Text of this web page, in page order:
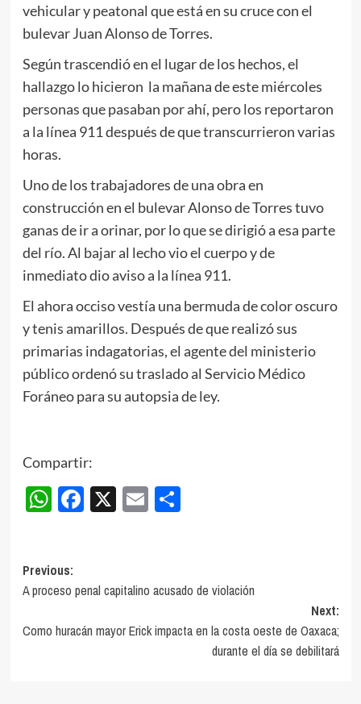
vehicular y peatonal que está en su cruce con el
bulevar Juan Alonso de Torres.
Según trascendió en el lugar de los hechos, el
hallazgo lo hicieron la mañana de este miércoles
personas que pasaban por ahí, pero los reportaron
a la línea 911 después de que transcurrieron varias
horas.
Uno de los trabajadores de una obra en
construcción en el bulevar Alonso de Torres tuvo
ganas de ir a orinar, por lo que se dirigió a esa parte
del río. Al bajar al lecho vio el cuerpo y de
inmediato dio aviso a la línea 911.
El ahora occiso vestía una bermuda de color oscuro
y tenis amarillos. Después de que realizó sus
primarias indagatorias, el agente del ministerio
público ordenó su traslado al Servicio Médico
Foráneo para su autopsia de ley.
Compartir:
WhatsApp
Facebook
X EmailCompartir
Post
navigation
Previous:
A proceso penal capitalino acusado de violación
Next:
Como huracán mayor Erick impacta en la costa oeste de Oaxaca;
durante el día se debilitará